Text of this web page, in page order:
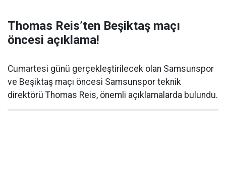
Thomas Reis’ten Beşiktaş maçı
öncesi açıklama!
Cumartesi günü gerçekleştirilecek olan Samsunspor
ve Beşiktaş maçı öncesi Samsunspor teknik
direktörü Thomas Reis, önemli açıklamalarda bulundu.